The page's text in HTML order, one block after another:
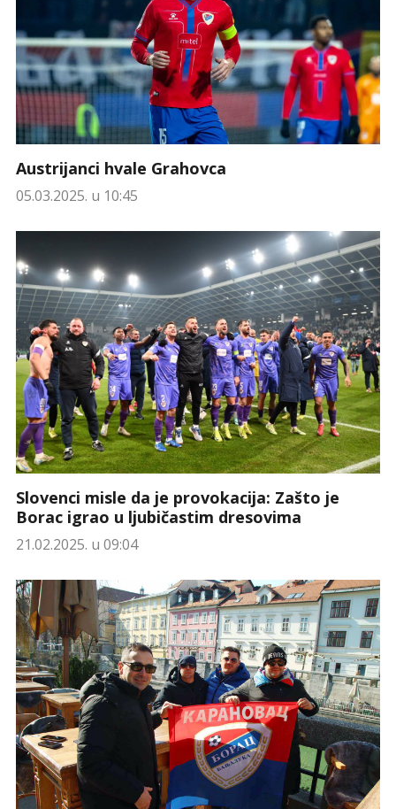
Austrijanci hvale Grahovca
05.03.2025. u 10:45
Slovenci misle da je provokacija: Zašto je
Borac igrao u ljubičastim dresovima
21.02.2025. u 09:04